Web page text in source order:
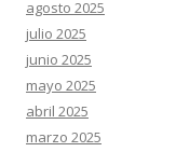
agosto 2025
julio 2025
junio 2025
mayo 2025
abril 2025
marzo 2025